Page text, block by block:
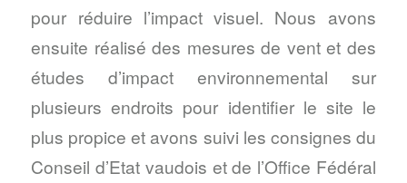
pour réduire l’impact visuel. Nous avons
ensuite réalisé des mesures de vent et des
études d’impact environnemental sur
plusieurs endroits pour identifier le site le
plus propice et avons suivi les consignes du
Conseil d’Etat vaudois et de l’Office Fédéral